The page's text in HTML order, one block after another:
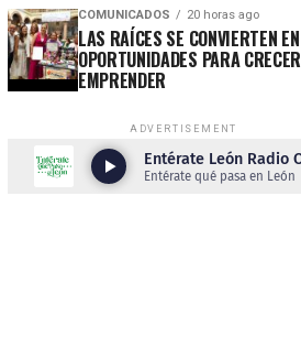
COMUNICADOS 20 horas ago
LAS RAÍCES SE CONVIERTEN EN
OPORTUNIDADES PARA
EMPRENDER
ADVERTISEMENT